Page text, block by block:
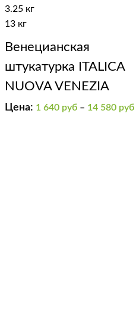
3.25 кг
13 кг
Венецианская
штукатурка ITALICA
NUOVA VENEZIA
Цена: 1 640 руб – 14 580 руб